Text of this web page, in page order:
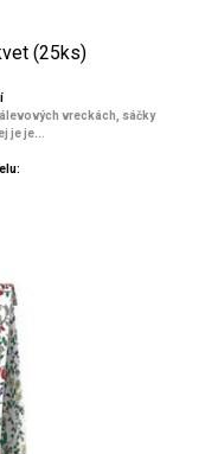
(25ks)
vreckách, sáčky
je je...